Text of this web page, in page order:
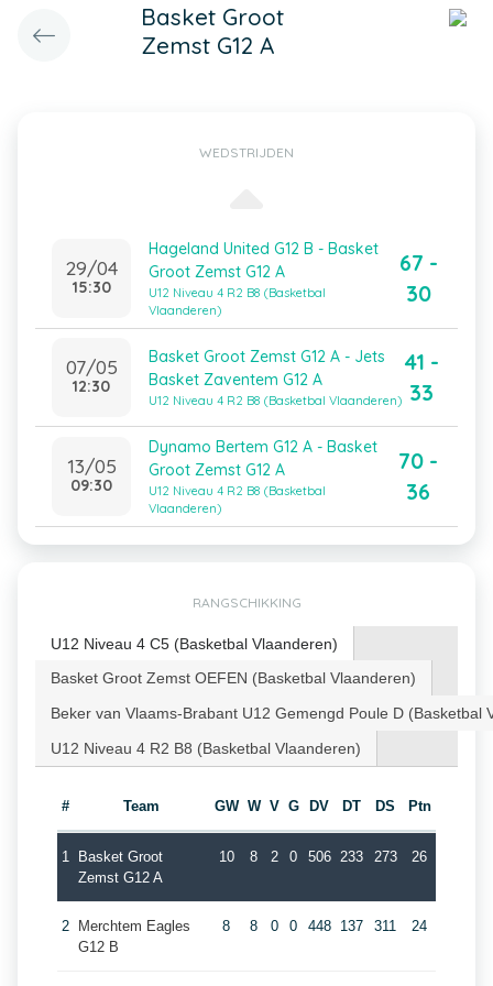
Basket Groot
Zemst G12 A
WEDSTRIJDEN
29/04
15:30
Hageland United G12 B - Basket
Groot Zemst G12 A
U12 Niveau 4 R2 B8 (Basketbal
Vlaanderen)
67 -
30
07/05
12:30
Basket Groot Zemst G12 A - Jets
Basket Zaventem G12 A
U12 Niveau 4 R2 B8 (Basketbal Vlaanderen)
41 -
33
13/05
09:30
Dynamo Bertem G12 A - Basket
Groot Zemst G12 A
U12 Niveau 4 R2 B8 (Basketbal
Vlaanderen)
70 -
36
RANGSCHIKKING
U12 Niveau 4 C5 (Basketbal Vlaanderen)
Basket Groot Zemst OEFEN (Basketbal Vlaanderen)
Beker van Vlaams-Brabant U12 Gemengd Poule D (Basketbal
U12 Niveau 4 R2 B8 (Basketbal Vlaanderen)
# Team GW W V G DV DT DS Ptn
1
Basket Groot
Zemst G12 A
10 8 2 0 506 233 273 26
2
Merchtem Eagles
G12 B
8 8 0 0 448 137 311 24